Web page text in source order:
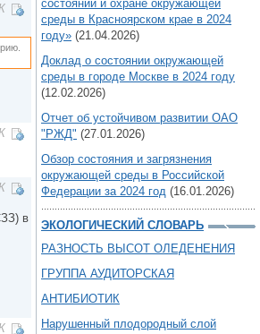
в
состоянии и охране окружающей
среды в Красноярском крае в 2024
году» (21.04.2026)
Доклад о состоянии окружающей
среды в городе Москве в 2024 году
(12.02.2026)
Отчет об устойчивом развитии ОАО
"РЖД" (27.01.2026)
Обзор состояния и загрязнения
окружающей среды в Российской
Федерации за 2024 год (16.01.2026)
ЭКОЛОГИЧЕСКИЙ СЛОВАРЬ
РАЗНОСТЬ ВЫСОТ ОЛЕДЕНЕНИЯ
ГРУППА АУДИТОРСКАЯ
АНТИБИОТИК
Нарушенный плодородный слой